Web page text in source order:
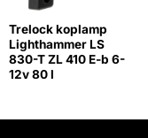
Trelock koplamp
Lighthammer LS
830-T ZL 410 E-b 6-
12v 80 l